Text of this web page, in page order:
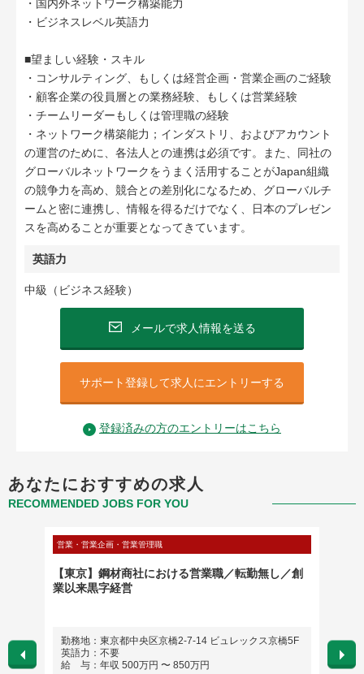
・国内外ネットワーク構築能力
・ビジネスレベル英語力
■望ましい経験・スキル
・コンサルティング、もしくは経営企画・営業企画のご経験
・顧客企業の役員層との業務経験、もしくは営業経験
・チームリーダーもしくは管理職の経験
・ネットワーク構築能力；インダストリ、およびアカウント
の運営のために、各法人との連携は必須です。また、同社の
グローバルネットワークをうまく活用することがJapan組織
の競争力を高め、競合との差別化になるため、グローバルチ
ームと密に連携し、情報を得るだけでなく、日本のプレゼン
スを高めることが重要となってきています。
英語力
中級（ビジネス経験）
メールで求人情報を送る
サポート登録して求人にエントリーする
登録済みの方のエントリーはこちら
あなたにおすすめの求人
RECOMMENDED JOBS FOR YOU
宅
営業・営業企画・営業管理職
【東京】鋼材商社における営業職／転勤無し／創
業以来黒字経営
勤務地：東京都中央区京橋2-7-14 ビュレックス京橋5F
英語力：不要
給 与：年収 500万円 〜 850万円
勤務
英語
給